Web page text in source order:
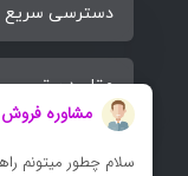
دسترسی سریع
مقاصد برتر